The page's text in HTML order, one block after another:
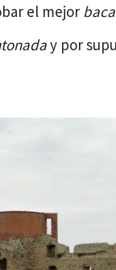
el mejor
y por